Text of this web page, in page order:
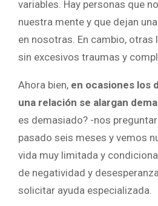
variables. Hay personas que
nuestra mente y que dejan
en nosotras. En cambio,
sin excesivos traumas y
Ahora bien, en ocasiones los
una relación se alargan
es demasiado? -nos
pasado seis meses y vemos
vida muy limitada y
de negatividad y
solicitar ayuda especializada.